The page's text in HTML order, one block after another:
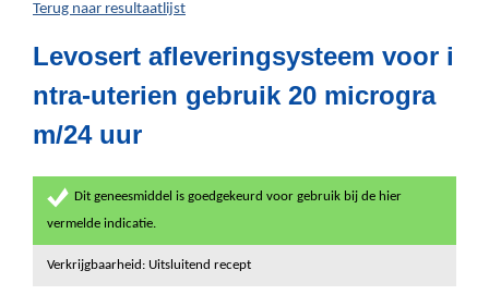
Terug naar resultaatlijst
Levosert afleveringsysteem voor i
ntra-uterien gebruik 20 microgra
m/24 uur
Dit geneesmiddel is goedgekeurd voor gebruik bij de hier
vermelde indicatie.
Verkrijgbaarheid: Uitsluitend recept